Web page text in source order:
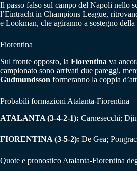
Il passo falso sul campo del Napoli nello
l’Eintracht in Champions League,
e Lookman, che agiranno a sostegno della
Fiorentina
Sul fronte opposto, la Fiorentina va
campionato sono arrivati due pareggi,
Gudmundsson formeranno la coppia
Probabili formazioni Atalanta-Fiorentina
ATALANTA (3-4-2-1): Carnesecchi;
FIORENTINA (3-5-2): De Gea;
Quote e pronostico Atalanta-Fiorentina